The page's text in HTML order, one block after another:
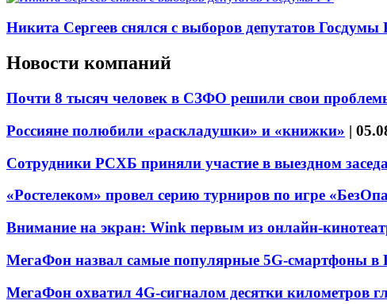
Никита Сергеев снялся с выборов депутатов
Новости компаний
Почти 8 тысяч человек в СЗФО решили свои
Россияне полюбили «раскладушки» и «книжки» |
Сотрудники РСХБ приняли участие в выездном
«Ростелеком» провел серию турниров по игре
Внимание на экран: Wink первым из онлайн-
МегаФон назвал самые популярные 5G-смартфоны в
МегаФон охватил 4G-сигналом десятки километров